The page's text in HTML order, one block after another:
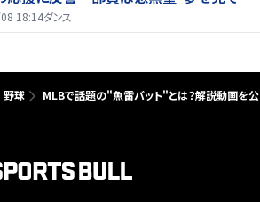
18:14ダンス
野球 MLBで話題の"魚雷バット"とは？解説動画